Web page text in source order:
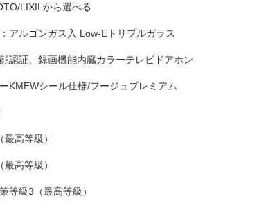
LIXILから選べる
アルゴンガス入 Low-Eトリプルガラス
認証、録画機能内臓カラーテレビドアホン
KMEWシール仕様/フージュプレミアム
高等級）
高等級）
等級3（最高等級）